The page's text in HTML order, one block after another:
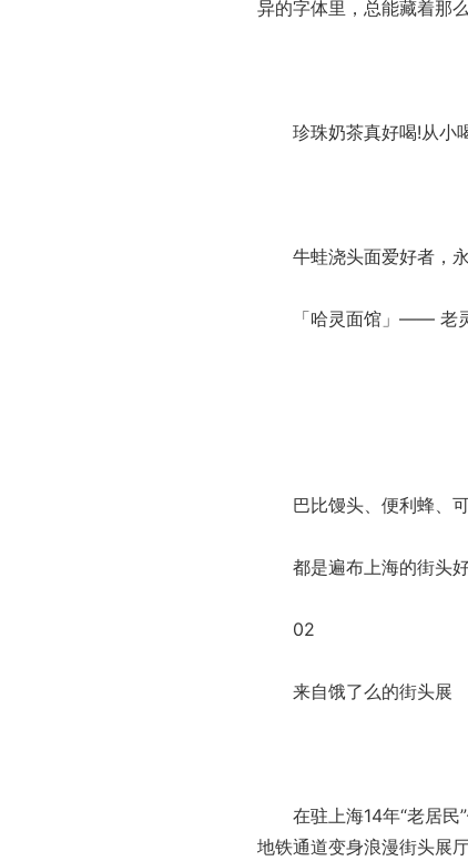
异的字体里，总能藏着那
珍珠奶茶真好喝!从小喝
牛蛙浇头面爱好者，永
「哈灵面馆」—— 老
巴比馒头、便利蜂、
都是遍布上海的街头
02
来自饿了么的街头展
在驻上海14年“老居民”
地铁通道变身浪漫街头展